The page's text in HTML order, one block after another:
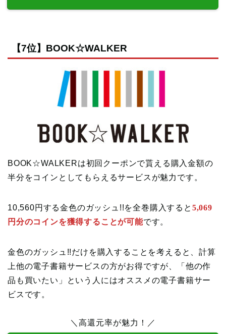
【7位】BOOK☆WALKER
BOOK☆WALKERは初回クーポンで貰える購入金額の
半分をコインとしてもらえるサービスが魅力です。
10,560円する金色のガッシュ!!を全巻購入すると 5,069
円分のコインを獲得することが可能です。
金色のガッシュ!!だけを購入することを考えると、計算
上他の電子書籍サービスの方がお得ですが、「他の作
品も買いたい」という人にはオススメの電子書籍サー
ビスです。
＼高還元率が魅力！／